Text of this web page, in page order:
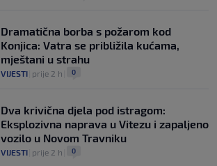
Dramatična borba s požarom kod
Konjica: Vatra se približila kućama,
mještani u strahu
VIJESTI prije 2 h 0
Dva krivična djela pod istragom:
Eksplozivna naprava u Vitezu i zapaljeno
vozilo u Novom Travniku
VIJESTI prije 2 h 0